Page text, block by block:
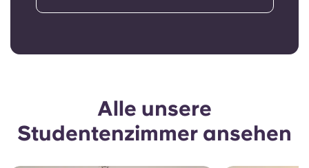
Alle unsere
Studentenzimmer ansehen